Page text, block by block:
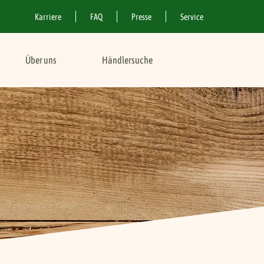
Karriere FAQ Presse Service
Veganer Abenteuer Spaß
Vegane Abenteuer
Mortadella
FAQ Produkte
Rezepte mit Fleisch
Über uns
Service
Standorte & Anfahrt
Für Geschäftskunden
Für Lieferanten
Händlersuche